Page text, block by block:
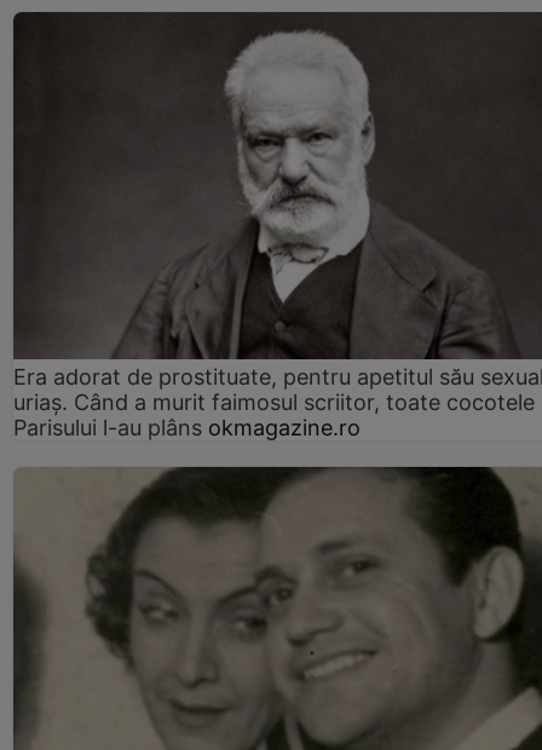
Era adorat de prostituate, pentru apetitul său
uriaș. Când a murit faimosul scriitor, toate cocotele
Parisului l-au plâns okmagazine.ro